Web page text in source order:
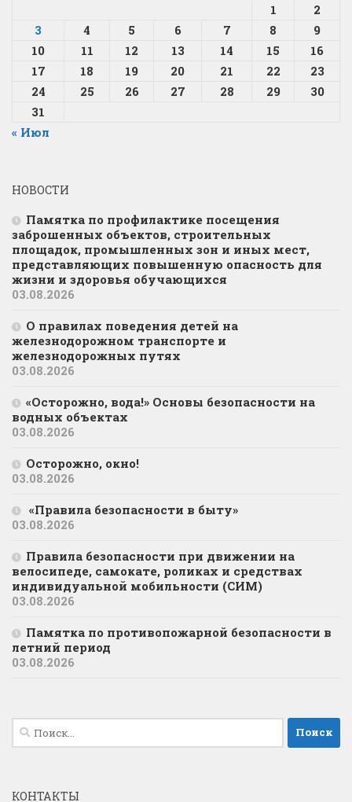
1
2
3
4 5 6 7 8
9
10
11 12 13 14 15
16
17
18 19 20 21 22
23
24
25 26 27 28 29
30
31
« Июл
НОВОСТИ
Памятка по профилактике посещения
заброшенных объектов, строительных
площадок, промышленных зон и иных мест,
представляющих повышенную опасность для
жизни и здоровья обучающихся
03.08.2026
О правилах поведения детей на
железнодорожном транспорте и
железнодорожных путях
03.08.2026
«Осторожно, вода!» Основы безопасности на
водных объектах
03.08.2026
Осторожно, окно!
03.08.2026
«Правила безопасности в быту»
03.08.2026
Правила безопасности при движении на
велосипеде, самокате, роликах и средствах
индивидуальной мобильности (СИМ)
03.08.2026
Памятка по противопожарной безопасности в
летний период
03.08.2026
Найти:
КОНТАКТЫ